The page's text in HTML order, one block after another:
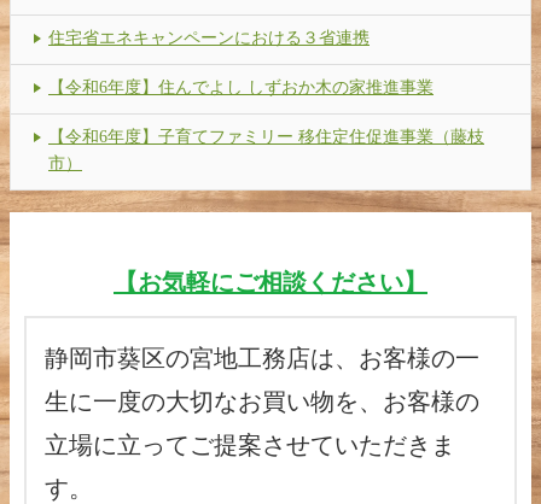
住宅省エネキャンペーンにおける３省連携
【令和6年度】住んでよし しずおか木の家推進事業
【令和6年度】子育てファミリー 移住定住促進事業（藤枝
市）
【お気軽にご相談ください】
静岡市葵区の宮地工務店は、お客様の一
生に一度の大切なお買い物を、お客様の
立場に立ってご提案させていただきま
す。